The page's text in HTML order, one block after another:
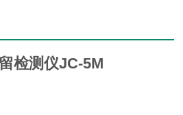
检测仪JC-5M